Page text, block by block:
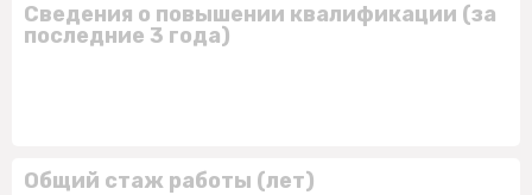
Сведения о повышении квалификации (за
последние 3 года)
Общий стаж работы (лет)